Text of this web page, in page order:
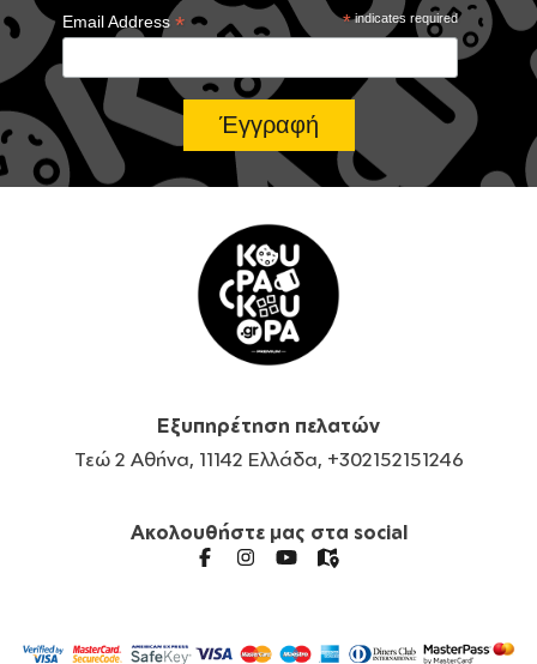
*indicates required
Email Address*
Εξυπηρέτηση πελατών
Τεώ 2 Αθήνα, 11142 Ελλάδα, +302152151246
Ακολουθήστε μας στα social